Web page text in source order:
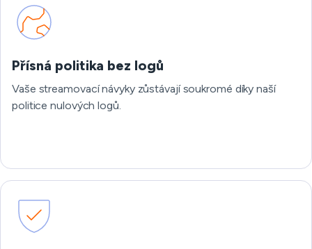
Přísná politika bez logů
Vaše streamovací návyky zůstávají soukromé díky naší
politice nulových logů.